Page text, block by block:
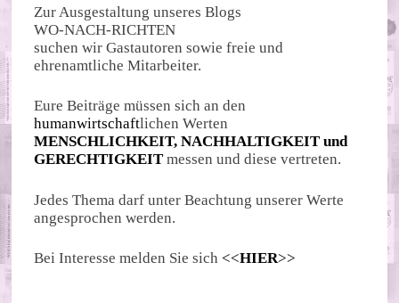
Zur Ausgestaltung unseres Blogs
WO-NACH-RICHTEN
suchen wir Gastautoren sowie freie und
ehrenamtliche Mitarbeiter.
Eure Beiträge müssen sich an den
humanwirtschaftlichen Werten
MENSCHLICHKEIT, NACHHALTIGKEIT und
GERECHTIGKEIT messen und diese vertreten.
Jedes Thema darf unter Beachtung unserer Werte
angesprochen werden.
Bei Interesse melden Sie sich <<HIER>>